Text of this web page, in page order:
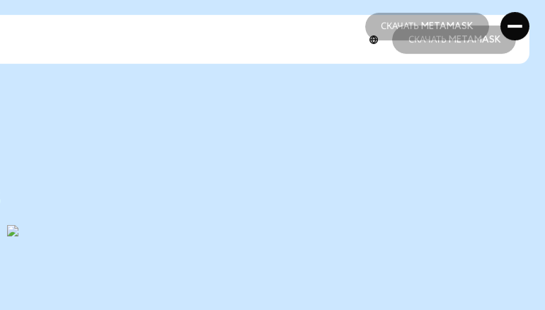
СКАЧАТЬ METAMASK
СКАЧАТЬ METAMASK
СКАЧАТЬ METAMASK